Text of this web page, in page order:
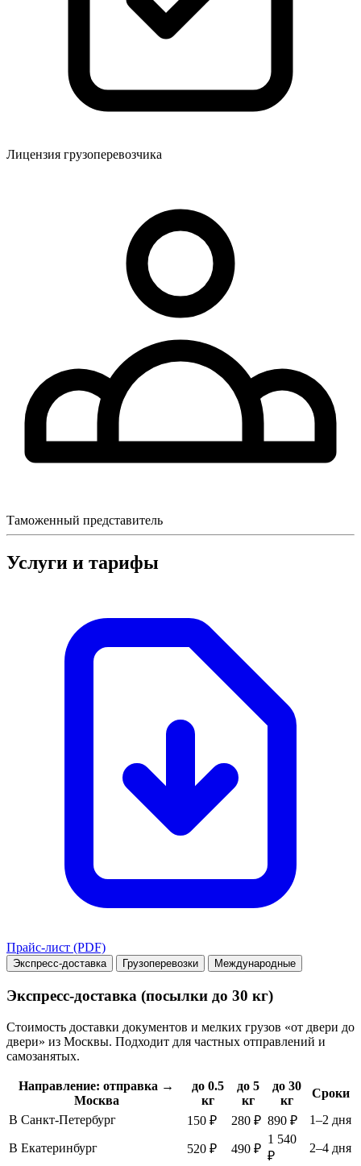
Лицензия грузоперевозчика
Таможенный представитель
Услуги и тарифы
Прайс-лист (PDF)
Экспресс-доставка Грузоперевозки Международные
Экспресс-доставка (посылки до 30 кг)
Стоимость доставки документов и мелких грузов «от двери до
двери» из Москвы. Подходит для частных отправлений и
самозанятых.
Направление: отправка →
Москва
до 0.5
кг
до 5
кг
до 30
кг
Сроки
В Санкт-Петербург
150 ₽ 280 ₽ 890 ₽ 1–2 дня
В Екатеринбург 520 ₽ 490 ₽
1 540
₽
2–4 дня